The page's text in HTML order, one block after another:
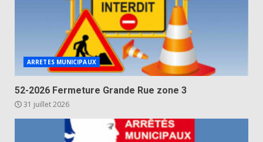
ARRETES MUNICIPAUX
52-2026 Fermeture Grande Rue zone 3
31 juillet 2026